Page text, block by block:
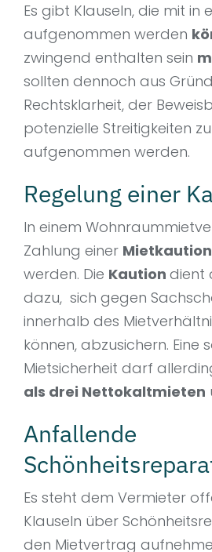
Es gibt Klauseln, die mit in
aufgenommen werden
zwingend enthalten sein
sollten dennoch aus
Rechtsklarheit, der
potenzielle Streitigkeiten
aufgenommen werden.
Regelung einer
In einem
Zahlung einer Mietkaution
werden. Die Kaution dient
dazu, sich gegen
innerhalb des
können, abzusichern. Eine
Mietsicherheit darf
als drei Nettokaltmieten
Anfallende
Es steht dem Vermieter
Klauseln über
den Mietvertrag